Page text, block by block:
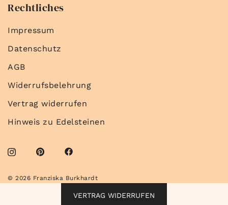
Rechtliches
Impressum
Datenschutz
AGB
Widerrufsbelehrung
Vertrag widerrufen
Hinweis zu Edelsteinen
© 2026 Franziska Burkhardt
VERTRAG WIDERRUFEN